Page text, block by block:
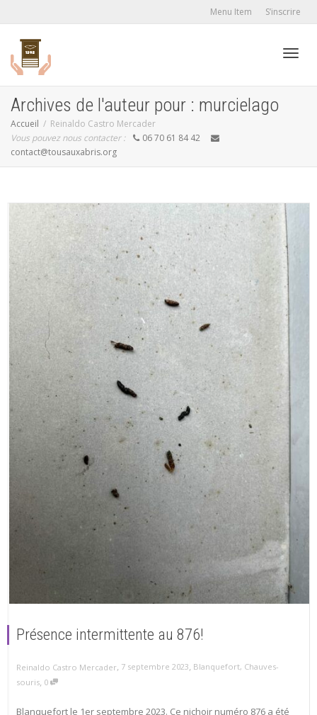
Menu Item S’inscrire
Archives de l'auteur pour : murcielago
Accueil
Reinaldo Castro Mercader
Vous pouvez nous contacter :
06 70 61 84 42
contact@tousauxabris.org
Présence intermittente au 876!
Reinaldo Castro Mercader, 7 septembre 2023, Blanquefort, Chauves-
souris, 0
Blanquefort le 1er septembre 2023. Ce nichoir numéro 876 a été